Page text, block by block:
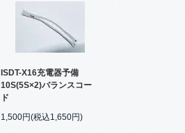
ISDT-X16充電器予備
10S(5S×2)バランスコー
ド
1,500円(税込1,650円)